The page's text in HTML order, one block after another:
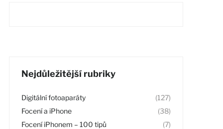
Nejdůležitější rubriky
Digitální fotoaparáty
(127)
Focení a iPhone
(38)
Focení iPhonem – 100 tipů
(7)